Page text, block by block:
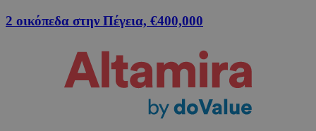
2 οικόπεδα στην Πέγεια, €400,000